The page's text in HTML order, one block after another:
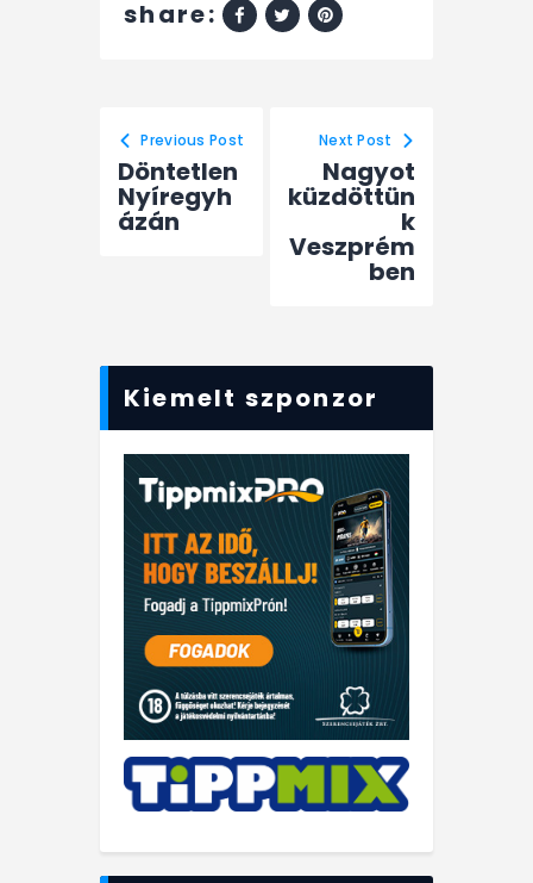
share:
Previous Post
Döntetlen
Nyíregyh
ázán
Next Post
Nagyot
küzdöttün
k
Veszprém
ben
Kiemelt szponzor